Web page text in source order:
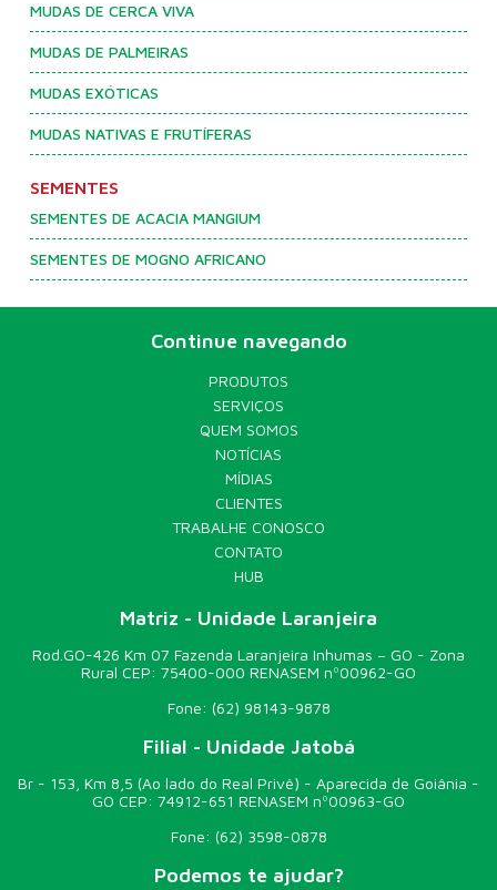
MUDAS DE CERCA VIVA
MUDAS DE PALMEIRAS
MUDAS EXÓTICAS
MUDAS NATIVAS E FRUTÍFERAS
SEMENTES
SEMENTES DE ACACIA MANGIUM
SEMENTES DE MOGNO AFRICANO
Continue navegando
PRODUTOS
SERVIÇOS
QUEM SOMOS
NOTÍCIAS
MÍDIAS
CLIENTES
TRABALHE CONOSCO
CONTATO
HUB
Matriz - Unidade Laranjeira
Rod.GO-426 Km 07 Fazenda Laranjeira Inhumas – GO - Zona
Rural CEP: 75400-000 RENASEM nº00962-GO
Fone: (62) 98143-9878
Filial - Unidade Jatobá
Br - 153, Km 8,5 (Ao lado do Real Privê) - Aparecida de Goiânia -
GO CEP: 74912-651 RENASEM nº00963-GO
Fone: (62) 3598-0878
Podemos te ajudar?